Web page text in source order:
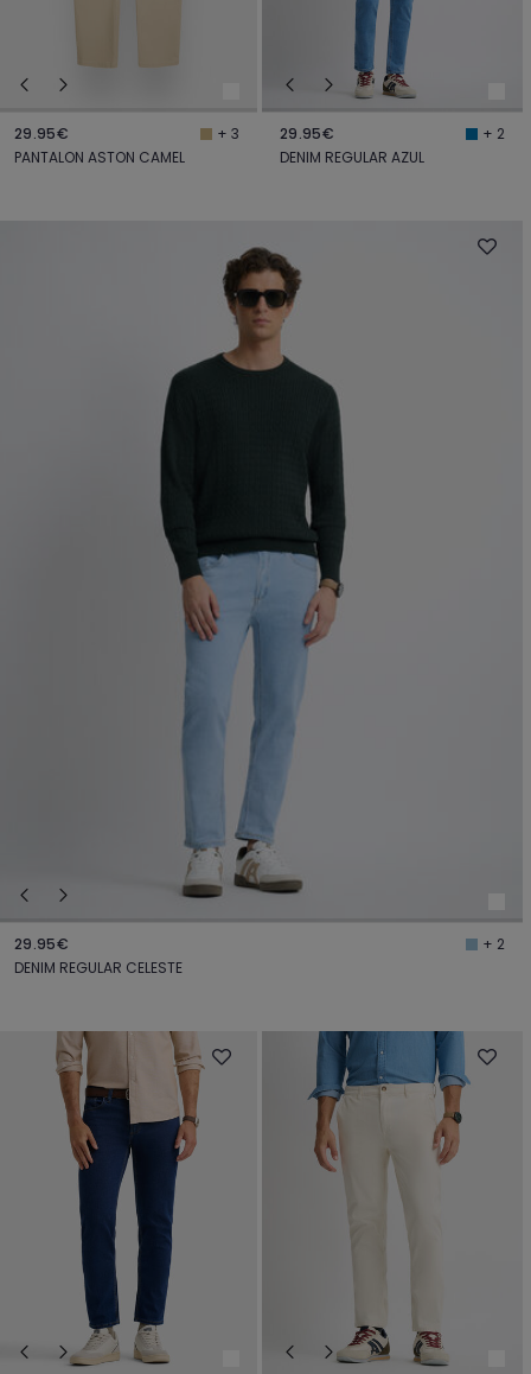
29.95€
+ 3
PANTALON ASTON CAMEL
29.95€
+ 2
DENIM REGULAR AZUL
29.95€
+ 2
DENIM REGULAR CELESTE